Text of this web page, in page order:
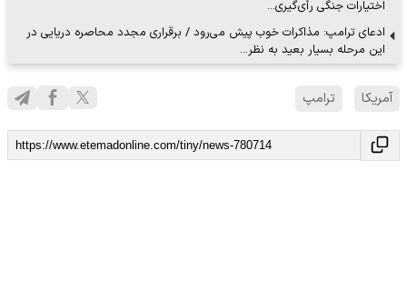
اختیارات جنگی رأی‌گیری…
ادعای ترامپ: مذاکرات خوب پیش می‌رود / برقراری مجدد محاصره دریایی در
این مرحله بسیار بعید به نظر…
آمریکا ترامپ